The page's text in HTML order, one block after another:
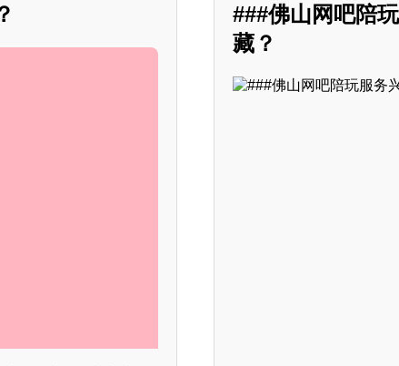
###佛山网吧陪
藏？